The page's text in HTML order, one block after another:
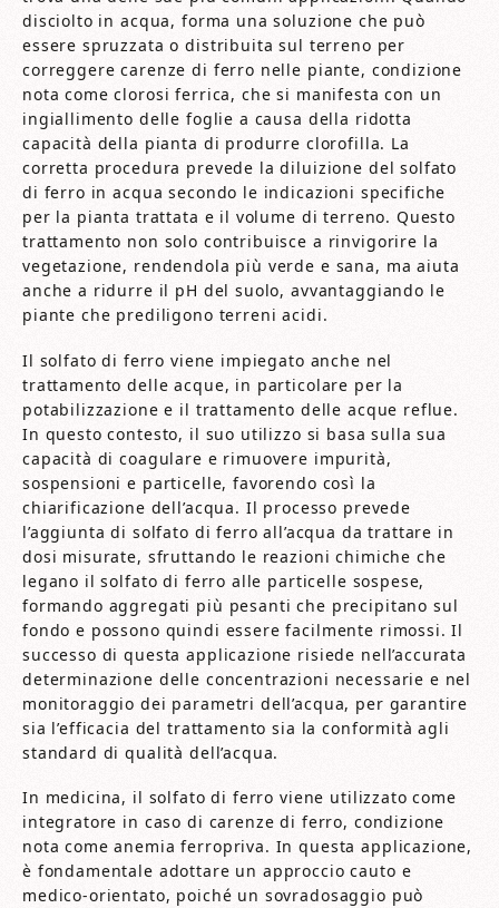
disciolto in acqua, forma una soluzione che può
essere spruzzata o distribuita sul terreno per
correggere carenze di ferro nelle piante, condizione
nota come clorosi ferrica, che si manifesta con un
ingiallimento delle foglie a causa della ridotta
capacità della pianta di produrre clorofilla. La
corretta procedura prevede la diluizione del solfato
di ferro in acqua secondo le indicazioni specifiche
per la pianta trattata e il volume di terreno. Questo
trattamento non solo contribuisce a rinvigorire la
vegetazione, rendendola più verde e sana, ma aiuta
anche a ridurre il pH del suolo, avvantaggiando le
piante che prediligono terreni acidi.
Il solfato di ferro viene impiegato anche nel
trattamento delle acque, in particolare per la
potabilizzazione e il trattamento delle acque reflue.
In questo contesto, il suo utilizzo si basa sulla sua
capacità di coagulare e rimuovere impurità,
sospensioni e particelle, favorendo così la
chiarificazione dell’acqua. Il processo prevede
l’aggiunta di solfato di ferro all’acqua da trattare in
dosi misurate, sfruttando le reazioni chimiche che
legano il solfato di ferro alle particelle sospese,
formando aggregati più pesanti che precipitano sul
fondo e possono quindi essere facilmente rimossi. Il
successo di questa applicazione risiede nell’accurata
determinazione delle concentrazioni necessarie e nel
monitoraggio dei parametri dell’acqua, per garantire
sia l’efficacia del trattamento sia la conformità agli
standard di qualità dell’acqua.
In medicina, il solfato di ferro viene utilizzato come
integratore in caso di carenze di ferro, condizione
nota come anemia ferropriva. In questa applicazione,
è fondamentale adottare un approccio cauto e
medico-orientato, poiché un sovradosaggio può